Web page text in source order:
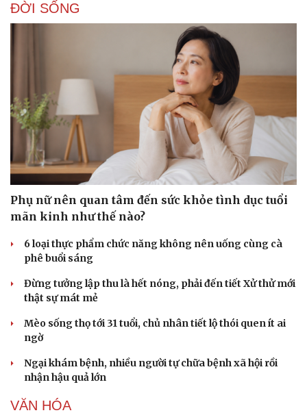
Doanh nghiệp
Thông tin doanh nghiệp
Doanh nghiệp 24h
Doanh nhân
Công nghệ
Tin Công nghệ
ĐỜI SỐNG
Phụ nữ nên quan tâm đến sức khỏe tình dục tuổi
mãn kinh như thế nào?
6 loại thực phẩm chức năng không nên uống cùng cà
phê buổi sáng
Đừng tưởng lập thu là hết nóng, phải đến tiết Xử thử mới
thật sự mát mẻ
Mèo sống thọ tới 31 tuổi, chủ nhân tiết lộ thói quen ít ai
ngờ
Ngại khám bệnh, nhiều người tự chữa bệnh xã hội rồi
nhận hậu quả lớn
VĂN HÓA